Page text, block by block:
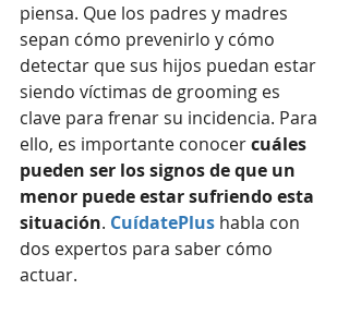
piensa. Que los padres y madres
sepan cómo prevenirlo y cómo
detectar que sus hijos puedan estar
siendo víctimas de grooming es
clave para frenar su incidencia. Para
ello, es importante conocer cuáles
pueden ser los signos de que un
menor puede estar sufriendo esta
situación. CuídatePlus habla con
dos expertos para saber cómo
actuar.